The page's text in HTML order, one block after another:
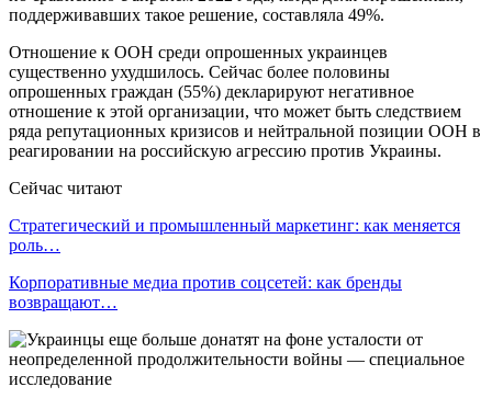
поддерживавших такое решение, составляла 49%.
Отношение к ООН среди опрошенных украинцев
существенно ухудшилось. Сейчас более половины
опрошенных граждан (55%) декларируют негативное
отношение к этой организации, что может быть следствием
ряда репутационных кризисов и нейтральной позиции ООН в
реагировании на российскую агрессию против Украины.
Сейчас читают
Стратегический и промышленный маркетинг: как меняется
роль…
Корпоративные медиа против соцсетей: как бренды
возвращают…